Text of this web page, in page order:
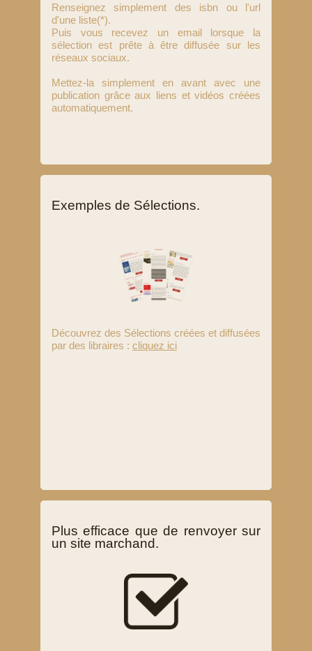
Renseignez simplement des isbn ou l'url
d'une liste(*).
Puis vous recevez un email lorsque la
sélection est prête à être diffusée sur les
réseaux sociaux.
Mettez-la simplement en avant avec une
publication grâce aux liens et vidéos créées
automatiquement.
Exemples de Sélections.
Découvrez des Sélections créées et diffusées
par des libraires : cliquez ici
Plus efficace que de renvoyer sur
un site marchand.